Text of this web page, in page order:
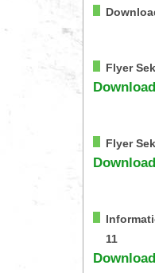
Flyer
Download
Flyer
Download
11
Download